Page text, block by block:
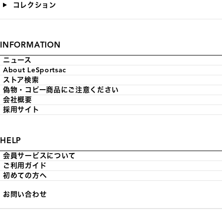
コレクション
INFORMATION
ニュース
About LeSportsac
ストア検索
偽物・コピー商品にご注意ください
会社概要
採用サイト
HELP
会員サービスについて
ご利用ガイド
初めての方へ
お問い合わせ